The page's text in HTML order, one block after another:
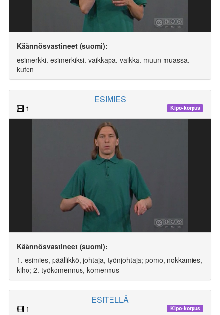
Käännösvastineet (suomi):
esimerkki, esimerkiksi, vaikkapa, vaikka, muun muassa,
kuten
ESIMIES
1 Kipo-korpus
Käännösvastineet (suomi):
1. esimies, päällikkö, johtaja, työnjohtaja; pomo, nokkamies,
kiho; 2. työkomennus, komennus
ESITELLÄ
1 Kipo-korpus